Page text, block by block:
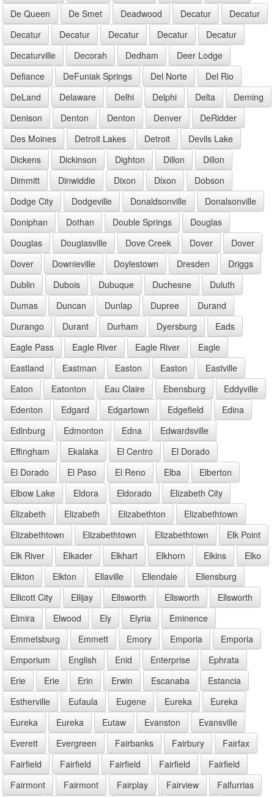
De Queen
De Smet Deadwood Decatur
Decatur
Decatur
Decatur Decatur Decatur
Decatur
Decaturville
Decorah Dedham
Deer Lodge
Defiance
DeFuniak Springs Del Norte
Del Rio
DeLand
Delaware Delhi Delphi Delta
Deming
Denison
Denton Denton Denver
DeRidder
Des Moines
Detroit Lakes Detroit
Devils Lake
Dickens
Dickinson Dighton Dillon
Dillon
Dimmitt
Dinwiddie Dixon Dixon
Dobson
Dodge City
Dodgeville Donaldsonville
Donalsonville
Doniphan
Dothan Double Springs
Douglas
Douglas
Douglasville Dove Creek Dover
Dover
Dover
Downieville Doylestown Dresden
Driggs
Dublin
Dubois Dubuque Duchesne
Duluth
Dumas
Duncan Dunlap Dupree
Durand
Durango
Durant Durham Dyersburg
Eads
Eagle Pass
Eagle River Eagle River
Eagle
Eastland
Eastman Easton Easton
Eastville
Eaton
Eatonton Eau Claire Ebensburg
Eddyville
Edenton
Edgard Edgartown Edgefield
Edina
Edinburg
Edmonton Edna
Edwardsville
Effingham
Ekalaka El Centro
El Dorado
El Dorado
El Paso El Reno Elba
Elberton
Elbow Lake
Eldora Eldorado
Elizabeth City
Elizabeth
Elizabeth Elizabethton
Elizabethtown
Elizabethtown
Elizabethtown Elizabethtown
Elk Point
Elk River
Elkader Elkhart Elkhorn Elkins
Elko
Elkton
Elkton Ellaville Ellendale
Ellensburg
Ellicott City
Ellijay Ellsworth Ellsworth
Ellsworth
Elmira
Elwood Ely Elyria
Eminence
Emmetsburg
Emmett Emory Emporia
Emporia
Emporium
English Enid Enterprise
Ephrata
Erie
Erie Erin Erwin Escanaba
Estancia
Estherville
Eufaula Eugene Eureka
Eureka
Eureka
Eureka Eutaw Evanston
Evansville
Everett
Evergreen Fairbanks Fairbury
Fairfax
Fairfield
Fairfield Fairfield Fairfield
Fairfield
Fairmont
Fairmont Fairplay Fairview Falfurrias